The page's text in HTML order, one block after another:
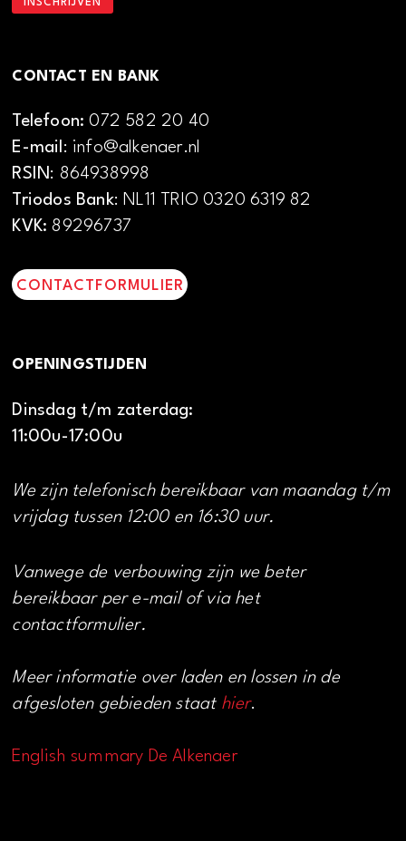
CONTACT EN BANK
Telefoon:072 582 20 40
E-mail: info@alkenaer.nl
RSIN: 864938998
Triodos Bank: NL11 TRIO 0320 6319 82
KVK: 89296737
CONTACTFORMULIER
OPENINGSTIJDEN
Dinsdag t/m zaterdag:
11:00u-17:00u
We zijn telefonisch bereikbaar van maandag t/m
vrijdag tussen 12:00 en 16:30 uur.
Vanwege de verbouwing zijn we beter
bereikbaar per e-mail of via het
contactformulier.
Meer informatie over laden en lossen in de
afgesloten gebieden staat hier.
English summary De Alkenaer